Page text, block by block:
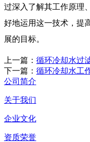
过深入了解其工作原理
好地运用这一技术，提
展的目标。
上一篇： 循环冷却水过
下一篇： 循环冷却水工
公司简介
关于我们
企业文化
资质荣誉